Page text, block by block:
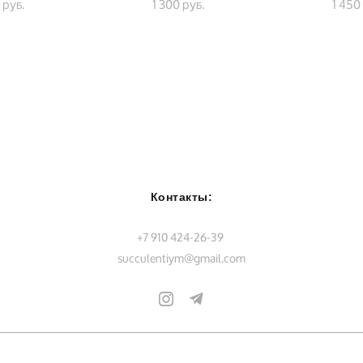
Контакты:
+7 910 424-26-39
succulentiym@gmail.com